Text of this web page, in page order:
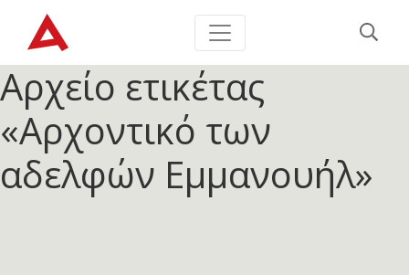
Αρχείο ετικέτας
«Αρχοντικό των
αδελφών Εμμανουήλ»